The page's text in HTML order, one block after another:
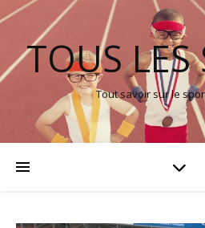
TOUS LES
Tout savoir sur le